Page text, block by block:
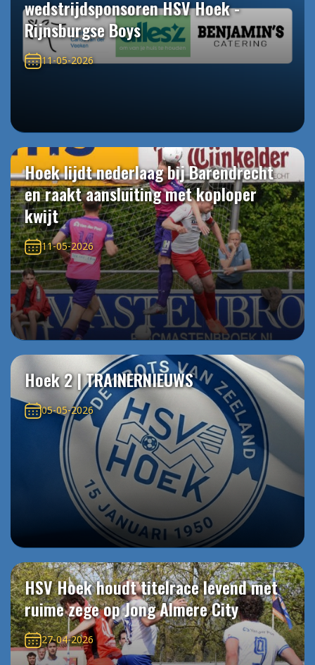
wedstrijdsponsoren HSV Hoek -
Rijnsburgse Boys
11-05-2026
Hoek lijdt nederlaag bij Barendrecht
en raakt aansluiting met koploper
kwijt
11-05-2026
Hoek 2 | TRAINERNIEUWS
05-05-2026
HSV Hoek houdt titelrace levend met
ruime zege op Jong Almere City
27-04-2026